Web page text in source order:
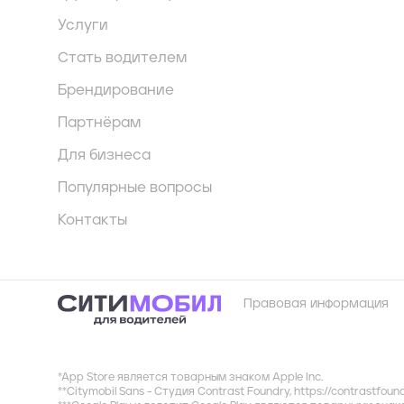
Услуги
Стать водителем
Брендирование
Партнёрам
Для бизнеса
Популярные вопросы
Контакты
Правовая информация
*App Store является товарным знаком Apple Inc.
**Citymobil Sans - Студия Contrast Foundry, https://